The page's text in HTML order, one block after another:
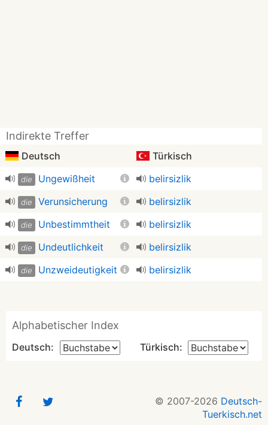
Indirekte Treffer
Deutsch Türkisch
die Ungewißheit belirsizlik
die Verunsicherung belirsizlik
die Unbestimmtheit belirsizlik
die Undeutlichkeit belirsizlik
die Unzweideutigkeit belirsizlik
Alphabetischer Index
Deutsch: Türkisch:
© 2007-2026 Deutsch-
Tuerkisch.net